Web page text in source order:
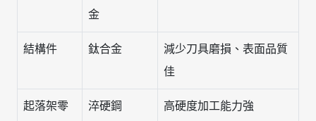
金
結構件 鈦合金
減少刀具磨損、表面品質
佳
起落架零
淬硬鋼 高硬度加工能力強